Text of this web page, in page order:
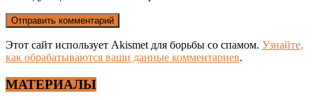
Этот сайт использует Akismet для борьбы со спамом. Узнайте,
как обрабатываются ваши данные комментариев.
МАТЕРИАЛЫ